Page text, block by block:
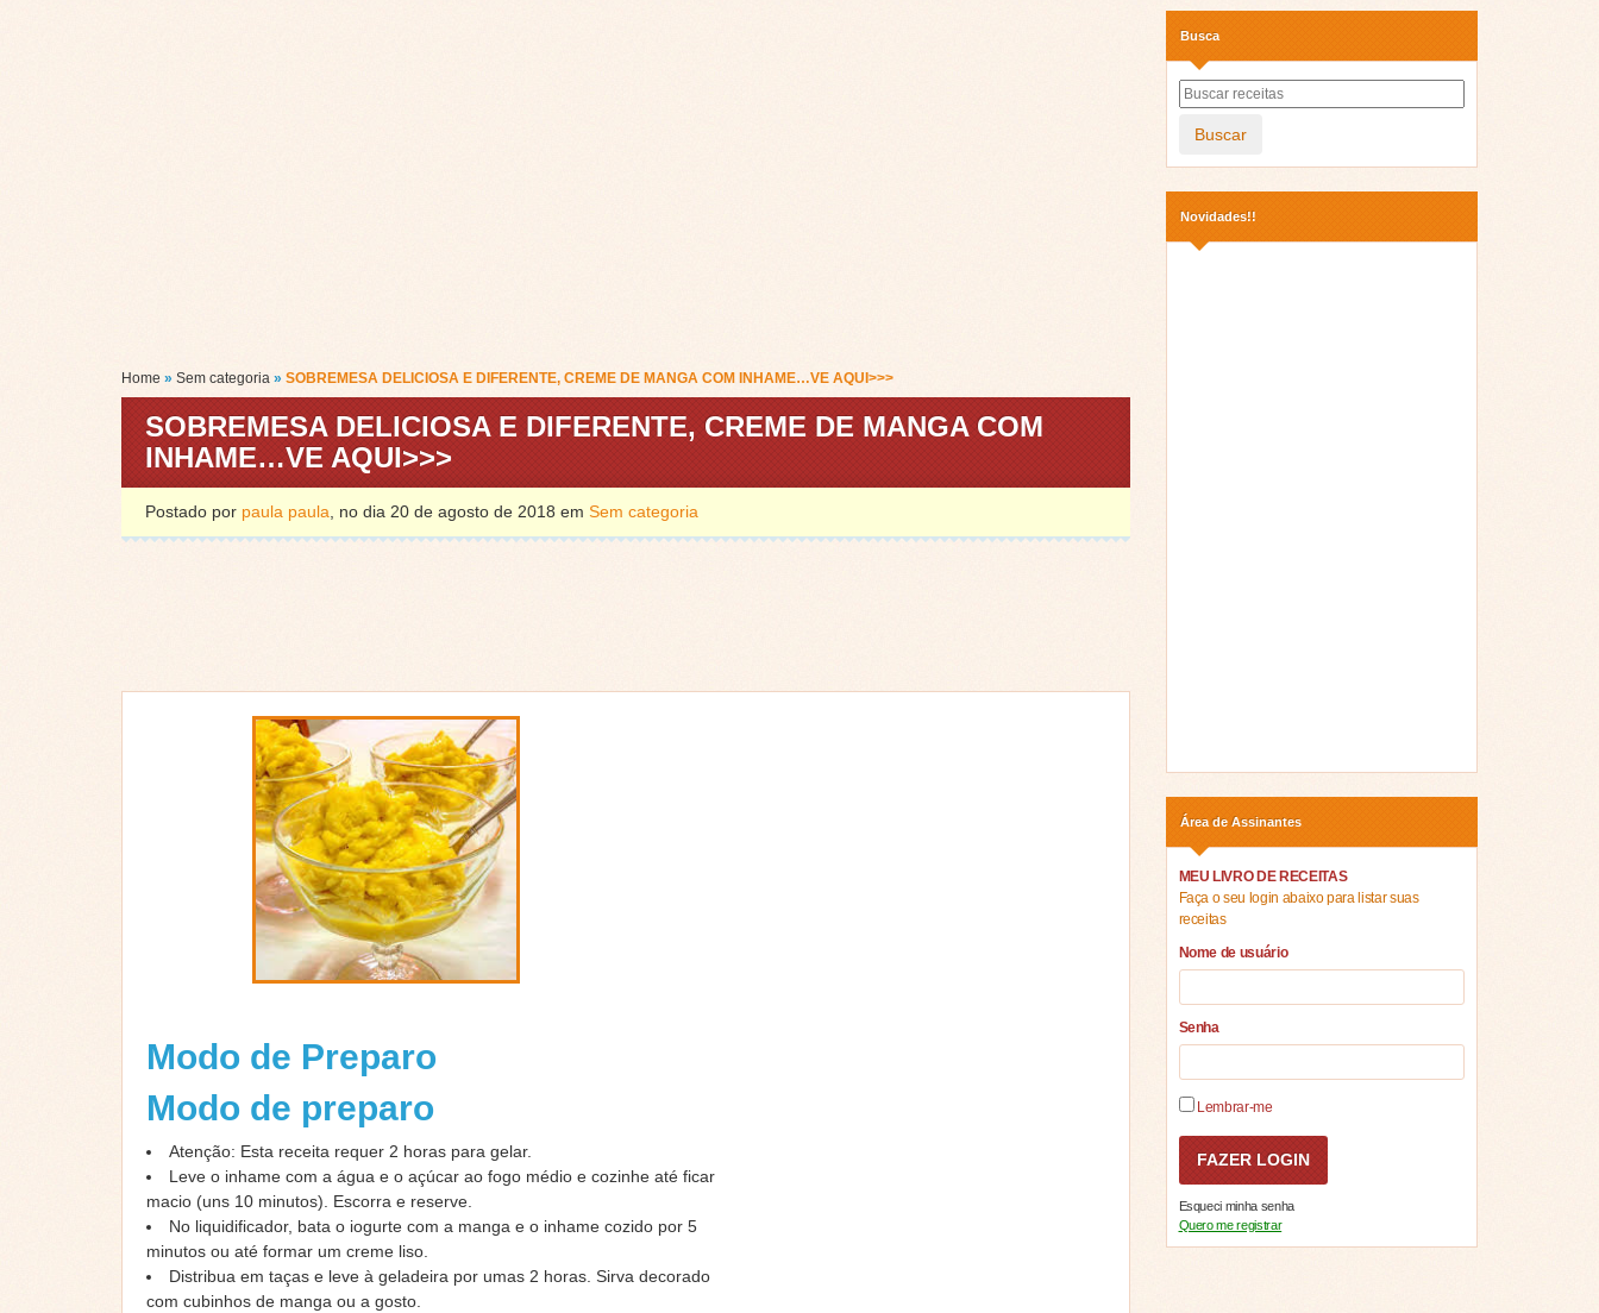
Home » Sem categoria » SOBREMESA DELICIOSA E DIFERENTE, CREME DE MANGA COM INHAME…VE AQUI>>>
SOBREMESA DELICIOSA E DIFERENTE, CREME DE MANGA COM
INHAME…VE AQUI>>>
Postado por paula paula, no dia 20 de agosto de 2018 em Sem categoria
Modo de Preparo
Modo de preparo
Atenção: Esta receita requer 2 horas para gelar.
Leve o inhame com a água e o açúcar ao fogo médio e cozinhe até ficar
macio (uns 10 minutos). Escorra e reserve.
No liquidificador, bata o iogurte com a manga e o inhame cozido por 5
minutos ou até formar um creme liso.
Distribua em taças e leve à geladeira por umas 2 horas. Sirva decorado
com cubinhos de manga ou a gosto.
Busca
Buscar
Novidades!!
Área de Assinantes
MEU LIVRO DE RECEITAS
Faça o seu login abaixo para listar suas
receitas
Nome de usuário
Senha
Lembrar-me
Esqueci minha senha
Quero me registrar